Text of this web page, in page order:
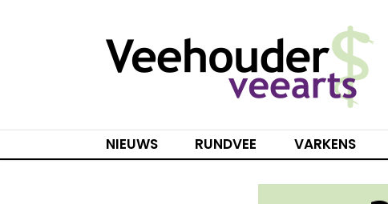
NIEUWS RUNDVEE VARKENS